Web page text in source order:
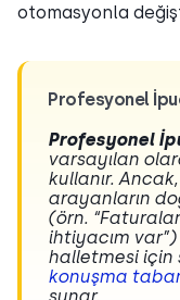
otomasyonla
Profesyonel
Profesyonel
varsayılan
kullanır.
arayanların
(örn.
ihtiyacım
halletmesi için
konuşma